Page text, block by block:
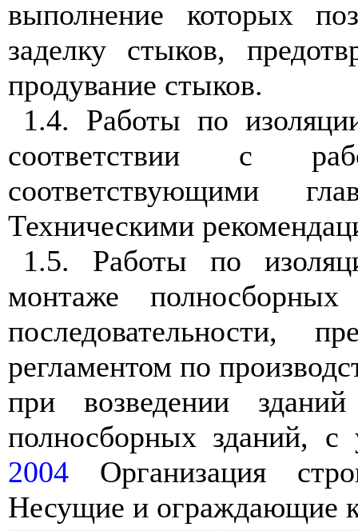
выполнение которых
заделку стыков,
продувание стыков.
1.4. Работы по
соответствии с
соответствующими
Техническими
1.5. Работы по
монтаже
последовательности,
регламентом по
при возведении
полносборных зданий,
2004 Организация
Несущие и ограждающие